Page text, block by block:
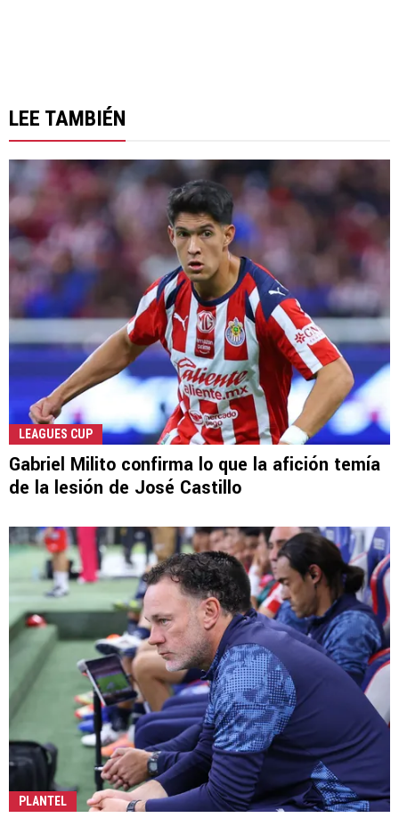
LEE TAMBIÉN
LEAGUES CUP
Gabriel Milito confirma lo que la afición temía
de la lesión de José Castillo
PLANTEL